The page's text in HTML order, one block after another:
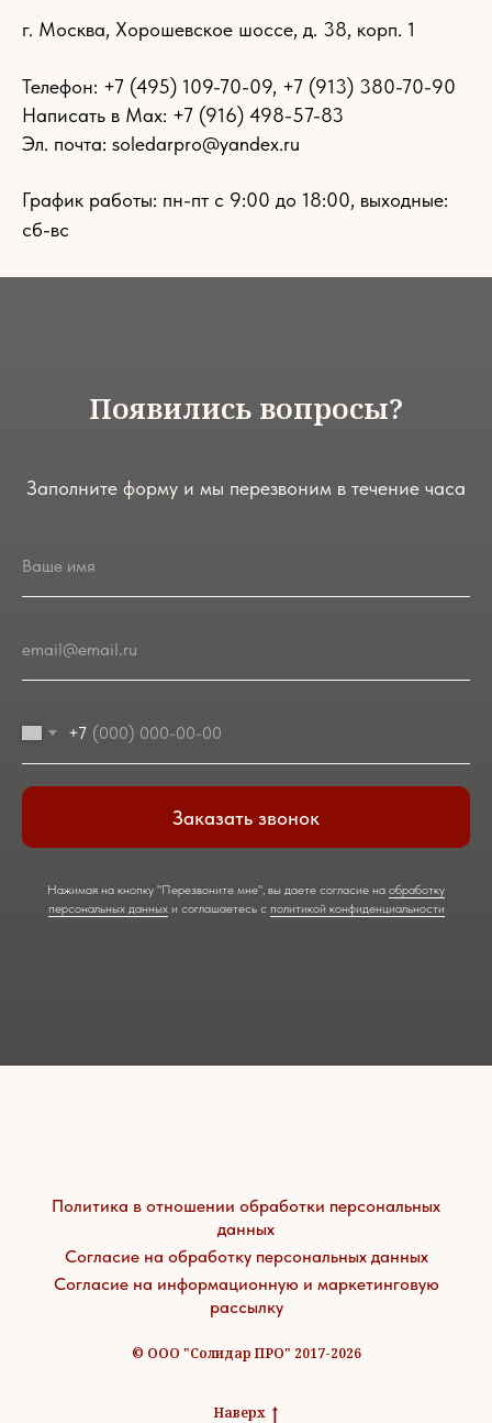
г. Москва, Хорошевское шоссе, д. 38, корп. 1
Телефон: +7 (495) 109-70-09, +7 (913) 380-70-90
Написать в Max: +7 (916) 498-57-83
Эл. почта: soledarpro@yandex.ru
График работы: пн-пт с 9:00 до 18:00, выходные:
сб-вс
Появились вопросы?
Заполните форму и мы перезвоним в течение часа
Ваше имя
email@email.ru
+7
Заказать звонок
Нажимая на кнопку "Перезвоните мне", вы даете согласие на обработку
персональных данныхи соглашаетесь c политикой конфиденциальности
Политика в отношении обработки персональных
данных
Согласие на обработку персональных данных
Согласие на информационную и маркетинговую
рассылку
© ООО "Солидар ПРО" 2017-2026
Наверх